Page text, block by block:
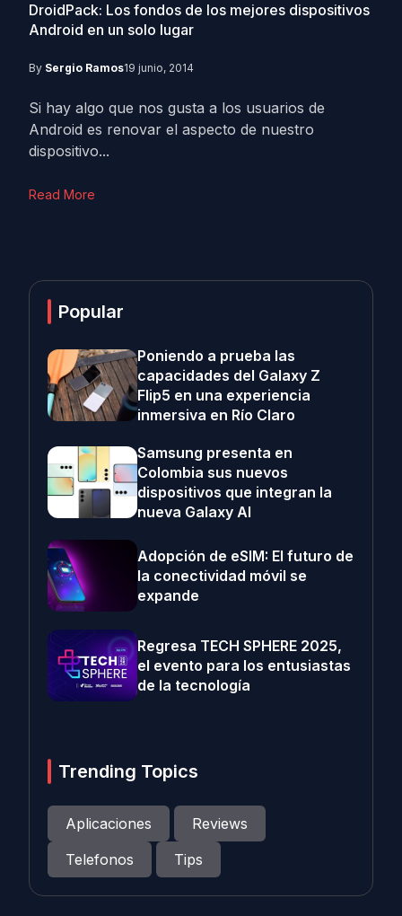
DroidPack: Los fondos de los mejores dispositivos
Android en un solo lugar
By Sergio Ramos19 junio, 2014
Si hay algo que nos gusta a los usuarios de
Android es renovar el aspecto de nuestro
dispositivo...
Read More
Popular
Poniendo a prueba las
capacidades del Galaxy Z
Flip5 en una experiencia
inmersiva en Río Claro
Samsung presenta en
Colombia sus nuevos
dispositivos que integran la
nueva Galaxy AI
Adopción de eSIM: El futuro de
la conectividad móvil se
expande
Regresa TECH SPHERE 2025,
el evento para los entusiastas
de la tecnología
Trending Topics
Aplicaciones
Reviews
Telefonos
Tips